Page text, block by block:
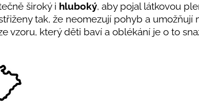
široký i hluboký, aby pojal látkovou
tak, že neomezují pohyb a
vzoru, který děti baví a oblékání je o to